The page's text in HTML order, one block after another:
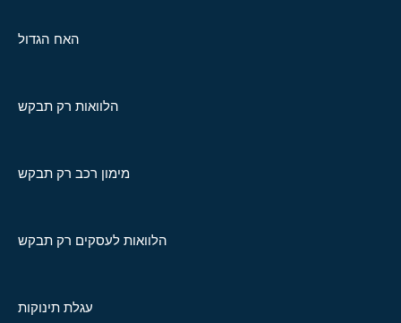
האח הגדול
הלוואות רק תבקש
מימון רכב רק תבקש
הלוואות לעסקים רק תבקש
עגלת תינוקות